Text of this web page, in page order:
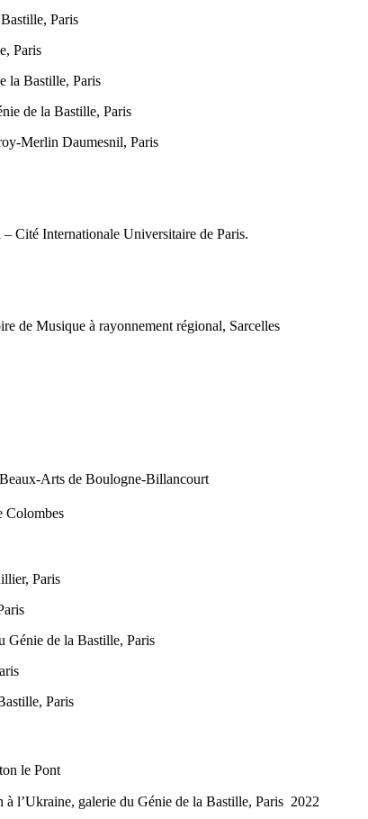
Paris
Paris
la Bastille, Paris
de la Bastille, Paris
Merlin Daumesnil, Paris
Internationale Universitaire de Paris.
de Musique à rayonnement régional, Sarcelles
Arts de Boulogne-Billancourt
Colombes
Paris
de la Bastille, Paris
Paris
le Pont
galerie du Génie de la Bastille, Paris 2022